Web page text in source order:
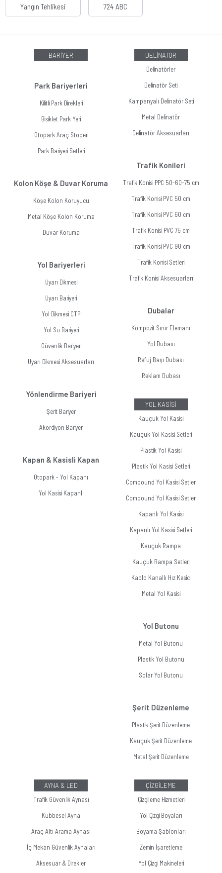
Yangın Tehlikesi 724 ABC
BARİYER
Park Bariyerleri
Kilitli Park Direkleri
Bisiklet Park Yeri
Otopark Araç Stoperi
Park Bariyeri Setleri
Kolon Köşe & Duvar Koruma
Köşe Kolon Koruyucu
Metal Köşe Kolon Koruma
Duvar Koruma
Yol Bariyerleri
Uyarı Dikmesi
Uyarı Bariyeri
Yol Dikmesi CTP
Yol Su Bariyeri
Güvenlik Bariyeri
Uyarı Dikmesi Aksesuarları
Yönlendirme Bariyeri
Şerit Bariyer
Akordiyon Bariyer
Kapan & Kasisli Kapan
Otopark - Yol Kapanı
Yol Kasisi Kapanlı
DELİNATÖR
Delinatörler
Delinatör Seti
Kampanyalı Delinatör Seti
Metal Delinatör
Delinatör Aksesuarları
Trafik Konileri
Trafik Konisi PPC 50-60-75 cm
Trafik Konisi PVC 50 cm
Trafik Konisi PVC 60 cm
Trafik Konisi PVC 75 cm
Trafik Konisi PVC 90 cm
Trafik Konisi Setleri
Trafik Konisi Aksesuarları
Dubalar
Kompozit Sınır Elemanı
Yol Dubası
Refuj Başı Dubası
Reklam Dubası
YOL KASİSİ
Kauçuk Yol Kasisi
Kauçuk Yol Kasisi Setleri
Plastik Yol Kasisi
Plastik Yol Kasisi Setleri
Compound Yol Kasisi Setleri
Compound Yol Kasisi Setleri
Kapanlı Yol Kasisi
Kapanlı Yol Kasisi Setleri
Kauçuk Rampa
Kauçuk Rampa Setleri
Kablo Kanallı Hız Kesici
Metal Yol Kasisi
Yol Butonu
Metal Yol Butonu
Plastik Yol Butonu
Solar Yol Butonu
Şerit Düzenleme
Plastik Şerit Düzenleme
Kauçuk Şerit Düzenleme
Metal Şerit Düzenleme
AYNA & LED
Trafik Güvenlik Aynası
Kubbesel Ayna
Araç Altı Arama Aynası
İç Mekan Güvenlik Aynaları
Aksesuar & Direkler
ÇİZGİLEME
Çizgileme Hizmetleri
Yol Çizgi Boyaları
Boyama Şablonları
Zemin İşaretleme
Yol Çizgi Makineleri